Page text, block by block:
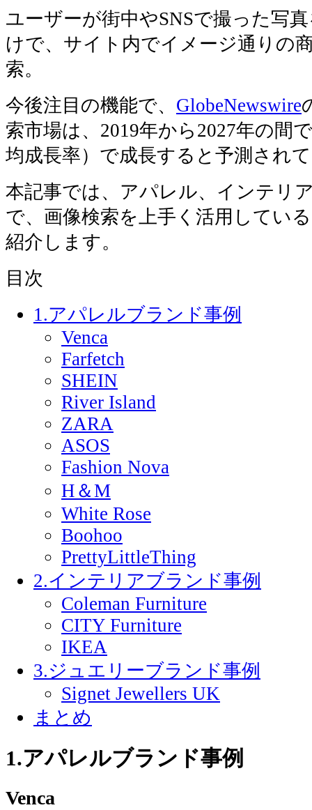
ユーザーが街中やSNSで撮った写
けで、サイト内でイメージ通りの
索。
今後注目の機能で、 GlobeNewswire
索市場は、2019年から2027年の間
均成長率）で成長すると予測され
本記事では、アパレル、インテリ
で、画像検索を上手く活用してい
紹介します。
目次
1.アパレルブランド事例
Venca
Farfetch
SHEIN
River Island
ZARA
ASOS
Fashion Nova
H＆M
White Rose
Boohoo
PrettyLittleThing
2.インテリアブランド事例
Coleman Furniture
CITY Furniture
IKEA
3.ジュエリーブランド事例
Signet Jewellers UK
まとめ
1.アパレルブランド事例
Venca